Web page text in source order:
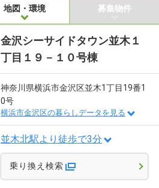
地図・環境 募集物件
金沢シーサイドタウン並木１
丁目１９－１０号棟
神奈川県横浜市金沢区並木1丁目19番1
0号
横浜市金沢区の暮らしデータを見る
並木北駅より徒歩で3分
乗り換え検索